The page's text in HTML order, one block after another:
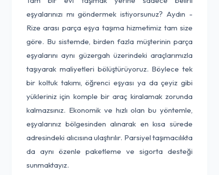
eşyalarınızı mı göndermek istiyorsunuz? Aydın -
Rize arası parça eşya taşıma hizmetimiz tam size
göre. Bu sistemde, birden fazla müşterinin parça
eşyalarını aynı güzergah üzerindeki araçlarımızla
taşıyarak maliyetleri bölüştürüyoruz. Böylece tek
bir koltuk takımı, öğrenci eşyası ya da çeyiz gibi
yükleriniz için komple bir araç kiralamak zorunda
kalmazsınız. Ekonomik ve hızlı olan bu yöntemle,
eşyalarınız bölgesinden alınarak en kısa sürede
adresindeki alıcısına ulaştırılır. Parsiyel taşımacılıkta
da aynı özenle paketleme ve sigorta desteği
sunmaktayız.